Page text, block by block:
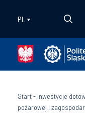
PL
Start- Inwestycje
pożarowej i